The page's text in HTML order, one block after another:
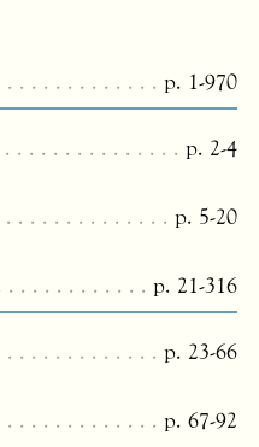
p. 1-970
p. 2-4
p. 5-20
p. 21-316
p. 23-66
p. 67-92